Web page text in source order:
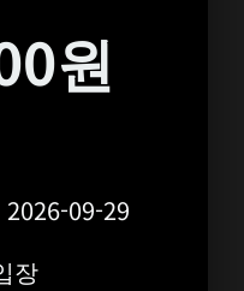
원
09-29
장